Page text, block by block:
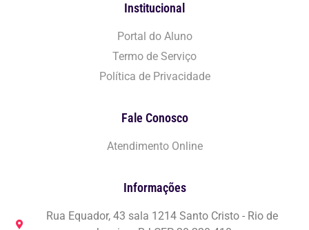
Institucional
Portal do Aluno
Termo de Serviço
Política de Privacidade
Fale Conosco
Atendimento Online
Informações
Rua Equador, 43 sala 1214 Santo Cristo - Rio de